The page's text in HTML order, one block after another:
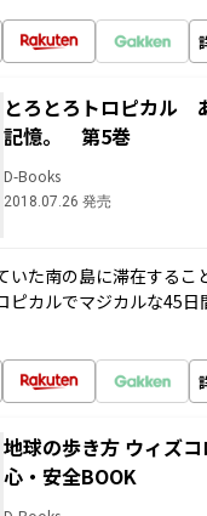
とろとろトロピカル
記憶。 第5巻
D-Books
2018.07.26 発売
いた南の島に滞在するこ
ピカルでマジカルな45日
地球の歩き方 ウィズ
心・安全BOOK